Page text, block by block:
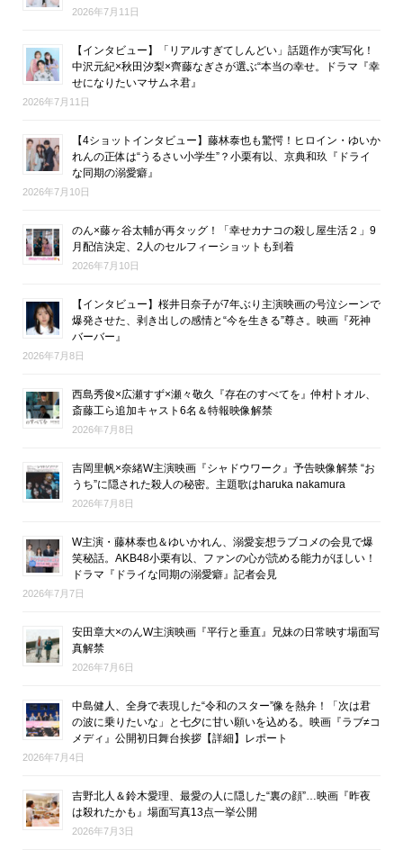
2026年7月11日
【インタビュー】「リアルすぎてしんどい」話題作が実写化！
中沢元紀×秋田汐梨×齊藤なぎさが選ぶ“本当の幸せ。ドラマ『幸
せになりたいマサムネ君』
2026年7月11日
【4ショットインタビュー】藤林泰也も驚愕！ヒロイン・ゆいか
れんの正体は“うるさい小学生”？小栗有以、京典和玖『ドライ
な同期の溺愛癖』
2026年7月10日
のん×藤ヶ谷太輔が再タッグ！「幸せカナコの殺し屋生活２」9
月配信決定、2人のセルフィーショットも到着
2026年7月10日
【インタビュー】桜井日奈子が7年ぶり主演映画の号泣シーンで
爆発させた、剥き出しの感情と“今を生きる”尊さ。映画『死神
バーバー』
2026年7月8日
西島秀俊×広瀬すず×瀬々敬久『存在のすべてを』仲村トオル、
斎藤工ら追加キャスト6名＆特報映像解禁
2026年7月8日
吉岡里帆×奈緒W主演映画『シャドウワーク』予告映像解禁 “お
うち”に隠された殺人の秘密。主題歌はharuka nakamura
2026年7月8日
W主演・藤林泰也＆ゆいかれん、溺愛妄想ラブコメの会見で爆
笑秘話。AKB48小栗有以、ファンの心が読める能力がほしい！
ドラマ『ドライな同期の溺愛癖』記者会見
2026年7月7日
安田章大×のんW主演映画『平行と垂直』兄妹の日常映す場面写
真解禁
2026年7月6日
中島健人、全身で表現した“令和のスター”像を熱弁！「次は君
の波に乗りたいな」と七夕に甘い願いを込める。映画『ラブ≠コ
メディ』公開初日舞台挨拶【詳細】レポート
2026年7月4日
吉野北人＆鈴木愛理、最愛の人に隠した“裏の顔”…映画『昨夜
は殺れたかも』場面写真13点一挙公開
2026年7月3日